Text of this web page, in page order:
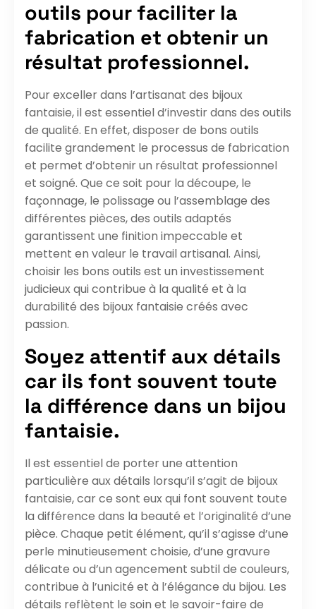
outils pour faciliter la
fabrication et obtenir un
résultat professionnel.
Pour exceller dans l’artisanat des bijoux
fantaisie, il est essentiel d’investir dans des outils
de qualité. En effet, disposer de bons outils
facilite grandement le processus de fabrication
et permet d’obtenir un résultat professionnel
et soigné. Que ce soit pour la découpe, le
façonnage, le polissage ou l’assemblage des
différentes pièces, des outils adaptés
garantissent une finition impeccable et
mettent en valeur le travail artisanal. Ainsi,
choisir les bons outils est un investissement
judicieux qui contribue à la qualité et à la
durabilité des bijoux fantaisie créés avec
passion.
Soyez attentif aux détails
car ils font souvent toute
la différence dans un bijou
fantaisie.
Il est essentiel de porter une attention
particulière aux détails lorsqu’il s’agit de bijoux
fantaisie, car ce sont eux qui font souvent toute
la différence dans la beauté et l’originalité d’une
pièce. Chaque petit élément, qu’il s’agisse d’une
perle minutieusement choisie, d’une gravure
délicate ou d’un agencement subtil de couleurs,
contribue à l’unicité et à l’élégance du bijou. Les
détails reflètent le soin et le savoir-faire de